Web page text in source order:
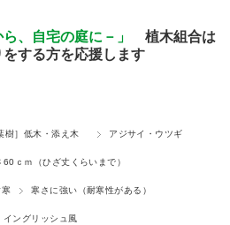
ら、自宅の庭に－」 植木組合は
をする方を応援します
樹］低木・添え木 アジサイ・ウツギ
60ｃｍ（ひざ丈くらいまで）
寒さに強い（耐寒性がある）
イングリッシュ風